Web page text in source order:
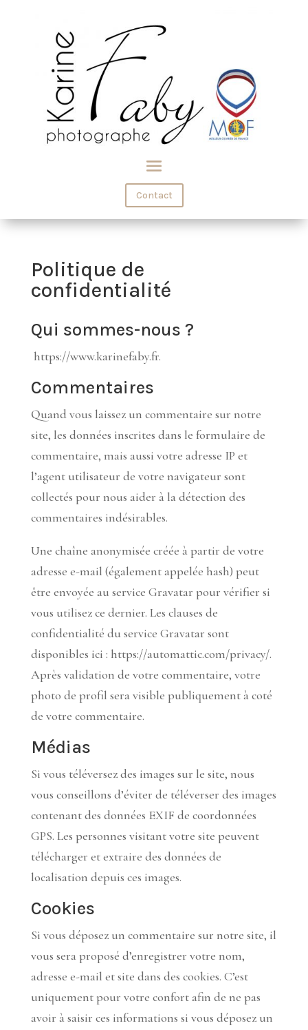
Contact
Politique de
confidentialité
Qui sommes-nous ?
https://www.karinefaby.fr.
Commentaires
Quand vous laissez un commentaire sur notre
site, les données inscrites dans le formulaire de
commentaire, mais aussi votre adresse IP et
l’agent utilisateur de votre navigateur sont
collectés pour nous aider à la détection des
commentaires indésirables.
Une chaîne anonymisée créée à partir de votre
adresse e-mail (également appelée hash) peut
être envoyée au service Gravatar pour vérifier si
vous utilisez ce dernier. Les clauses de
confidentialité du service Gravatar sont
disponibles ici : https://automattic.com/privacy/.
Après validation de votre commentaire, votre
photo de profil sera visible publiquement à coté
de votre commentaire.
Médias
Si vous téléversez des images sur le site, nous
vous conseillons d’éviter de téléverser des images
contenant des données EXIF de coordonnées
GPS. Les personnes visitant votre site peuvent
télécharger et extraire des données de
localisation depuis ces images.
Cookies
Si vous déposez un commentaire sur notre site, il
vous sera proposé d’enregistrer votre nom,
adresse e-mail et site dans des cookies. C’est
uniquement pour votre confort afin de ne pas
avoir à saisir ces informations si vous déposez un